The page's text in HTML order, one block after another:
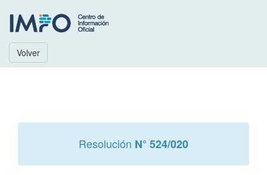
Volver
Resolución N° 524/020